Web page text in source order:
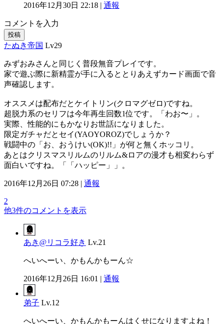
2016年12月30日 22:18 | 通報
コメントを入力
投稿
たぬき帝国 Lv29
みずおみさんと同じく普段無音プレイです。
家で遊ぶ際に新精霊が手に入るととりあえずカード画面で音
声確認します。
オススメは配布だとケイトリン(クロマグゼロ)ですね。
超脱力系のセリフは今年再生回数1位です。「わお〜」。
実際、性能的にもかなりお世話になりました。
限定ガチャだとセイ(YAOYOROZ)でしょうか？
戦闘中の「お、おうけい(OK)!!」が何と無くホッコリ。
あとはクリスマスリルムのリルム&ロアの漫才も相変わらず
面白いですね。「「ハッピー」」。
2016年12月26日 07:28 | 通報
2
他3件のコメントを表示
あき@リコラ好き Lv.21
へいへーい、かもんかもーん☆
2016年12月26日 16:01 | 通報
弟子 Lv.12
へいへーい、かもんかもーんはくせになりますよね！